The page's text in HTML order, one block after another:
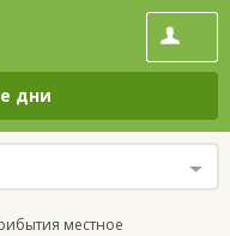
дни
местное